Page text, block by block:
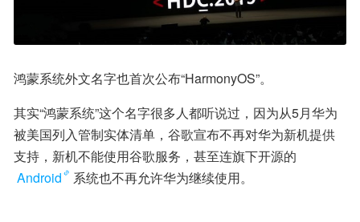
鸿蒙系统外文名字也首次公布“HarmonyOS”。
其实“鸿蒙系统”这个名字很多人都听说过，因为从5月华为
被美国列入管制实体清单，谷歌宣布不再对华为新机提供
支持，新机不能使用谷歌服务，甚至连旗下开源的
Android
系统也不再允许华为继续使用。